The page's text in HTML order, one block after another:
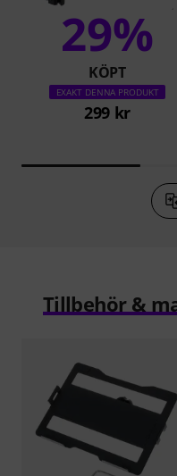
29%
KÖPT
EXAKT DENNA PRODUKT
299 kr
Tillbehör &